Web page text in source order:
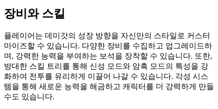
장비와 스킬
플레이어는 데미갓의 성장 방향을 자신만의 스타일로 커스터
마이즈할 수 있습니다. 다양한 장비를 수집하고 업그레이드하
며, 강력한 능력을 부여하는 보석을 장착할 수 있습니다. 또한,
방대한 스킬 트리를 통해 신성 모드와 암흑 모드의 특성을 강
화하여 전투를 유리하게 이끌어 나갈 수 있습니다. 각성 시스
템을 통해 새로운 능력을 해금하고 캐릭터를 더 강력하게 만들
수도 있습니다.